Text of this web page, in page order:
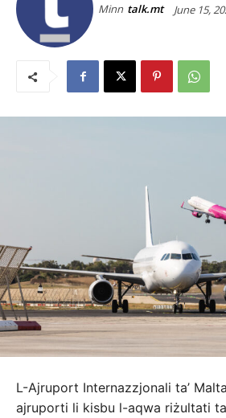
Minn talk.mt June 15,
L-Ajruport Internazzjonali ta’
ajruporti li kisbu l-aqwa riżultati